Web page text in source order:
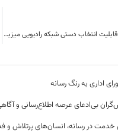
شاتل موبایل از پیاده‌سازی قابلیت انتخاب دستی شبکه رادیویی میزبان در ۱۳ استان دیگر خبر داد
اداری به رنگ رسانه
بی‌ادعای عرصه اطلاع‌رسانی و
خدمت در رسانه، انسان‌های پرتلاش و